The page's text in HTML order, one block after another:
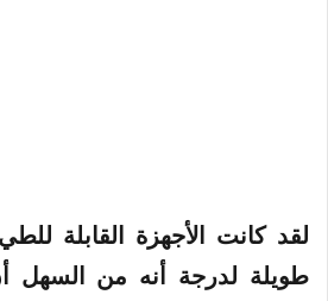
لقد كانت الأجهزة القابلة
طويلة لدرجة أنه من السهل